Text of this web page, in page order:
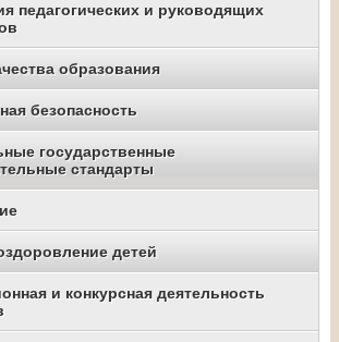
педагогических и руководящих
образования
безопасность
государственные
стандарты
детей
и конкурсная деятельность